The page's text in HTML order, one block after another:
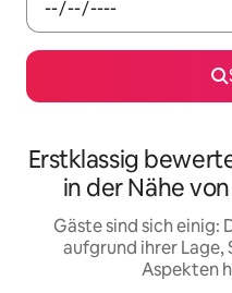
Erstklassig
in der Nähe
Gäste sind sich einig:
aufgrund ihrer
Aspekten